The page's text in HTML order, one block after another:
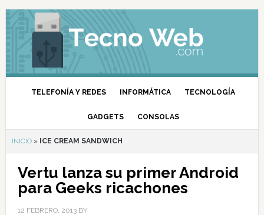
TELEFONÍA Y REDES INFORMÁTICA TECNOLOGÍA
GADGETS CONSOLAS
INICIO» ICE CREAM SANDWICH
Vertu lanza su primer Android
para Geeks ricachones
12 FEBRERO, 2013BY